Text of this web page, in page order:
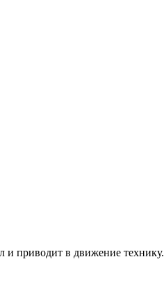
и приводит в движение технику.